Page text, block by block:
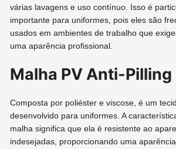
várias lavagens e uso contínuo. Isso é
importante para uniformes, pois eles são
usados ​​em ambientes de trabalho que
uma aparência profissional.
Malha PV Anti-Pilling
Composta por poliéster e viscose, é um
desenvolvido para uniformes. A
malha significa que ela é resistente ao
indesejadas, proporcionando uma